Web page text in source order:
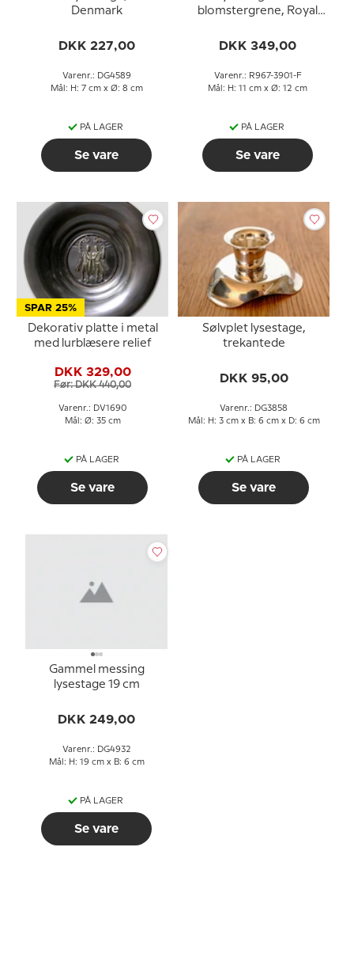
Denmark
DKK 227,00
Varenr.: DG4589
Mål: H: 7 cm x Ø: 8 cm
PÅ LAGER
Se vare
blomstergrene, Royal
3901
DKK 349,00
Varenr.: R967-3901-F
Mål: H: 11 cm x Ø: 12 cm
PÅ LAGER
Se vare
SPAR 25%
Dekorativ platte i metal
med lurblæsere relief
DKK 329,00
Før: DKK 440,00
Varenr.: DV1690
Mål: Ø: 35 cm
PÅ LAGER
Se vare
Sølvplet lysestage,
trekantede
DKK 95,00
Varenr.: DG3858
Mål: H: 3 cm x B: 6 cm x D: 6 cm
PÅ LAGER
Se vare
Gammel messing
lysestage 19 cm
DKK 249,00
Varenr.: DG4932
Mål: H: 19 cm x B: 6 cm
PÅ LAGER
Se vare